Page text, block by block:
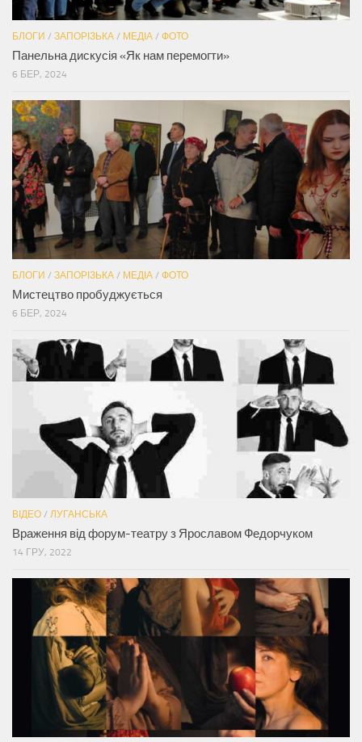
БЛОГИ / ЗАПОРІЗЬКА / МЕДІА / ФОТО
Панельна дискусія «Як нам перемогти»
6 БЕР, 2024
БЛОГИ / ЗАПОРІЗЬКА / МЕДІА / ФОТО
Мистецтво пробуджується
6 БЕР, 2024
ВІДЕО / ЛУГАНСЬКА
Враження від форум-театру з Ярославом Федорчуком
14 ГРУ, 2022